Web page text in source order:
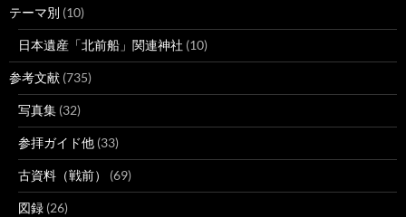
テーマ別 (10)
日本遺産「北前船」関連神社 (10)
参考文献 (735)
写真集 (32)
参拝ガイド他 (33)
古資料（戦前） (69)
図録 (26)